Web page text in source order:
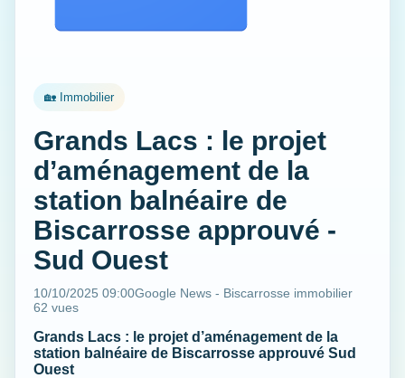
🏡 Immobilier
Grands Lacs : le projet
d’aménagement de la
station balnéaire de
Biscarrosse approuvé -
Sud Ouest
10/10/2025 09:00Google News - Biscarrosse immobilier
62 vues
Grands Lacs : le projet d’aménagement de la
station balnéaire de Biscarrosse approuvé Sud
Ouest